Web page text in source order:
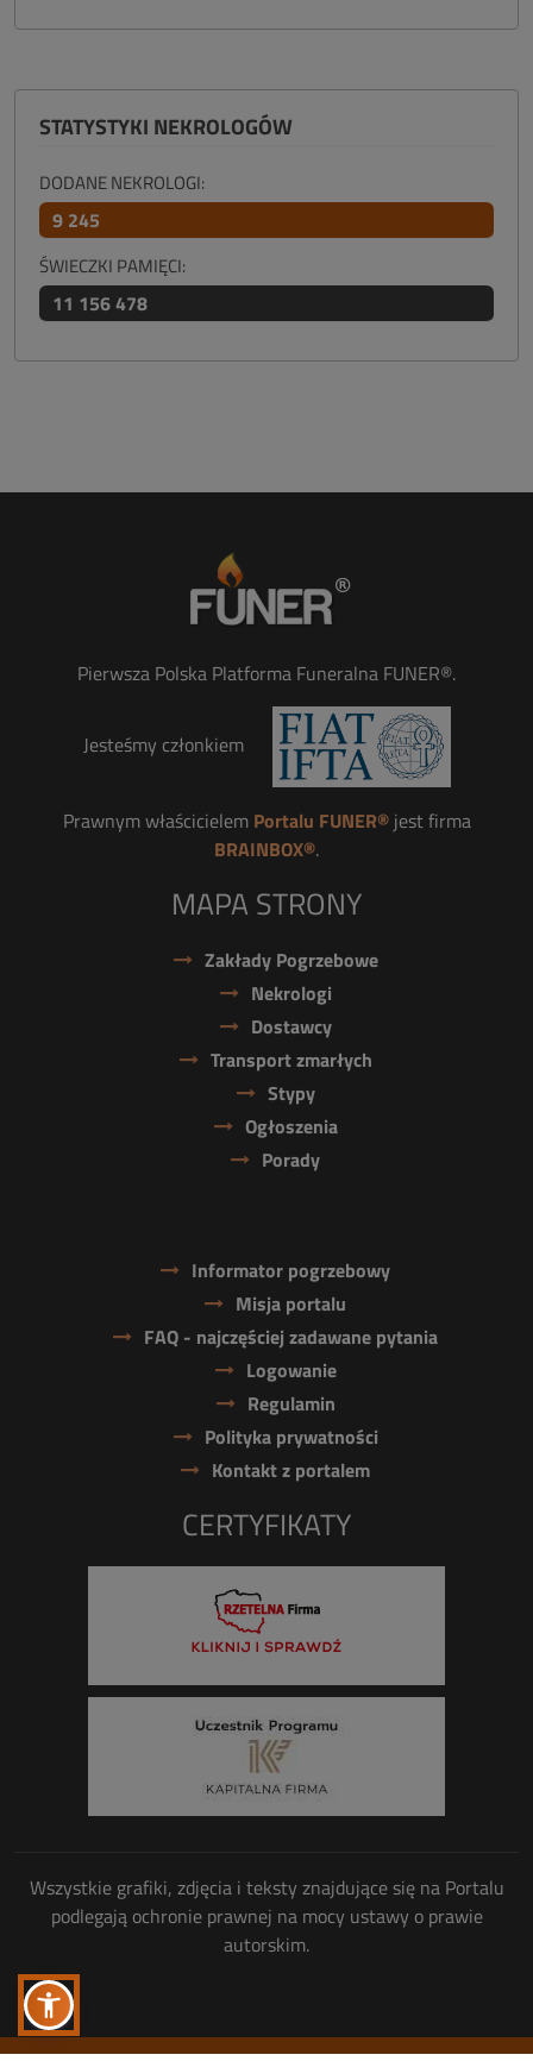
STATYSTYKI NEKROLOGÓW
DODANE NEKROLOGI:
9 245
ŚWIECZKI PAMIĘCI:
11 156 478
Pierwsza Polska Platforma Funeralna FUNER®.
Jesteśmy członkiem
Prawnym właścicielem Portalu FUNER®jest firma
BRAINBOX®.
MAPA STRONY
Zakłady Pogrzebowe
Nekrologi
Dostawcy
Transport zmarłych
Stypy
Ogłoszenia
Porady
Informator pogrzebowy
Misja portalu
FAQ - najczęściej zadawane pytania
Logowanie
Regulamin
Polityka prywatności
Kontakt z portalem
CERTYFIKATY
Wszystkie grafiki, zdjęcia i teksty znajdujące się na Portalu
podlegają ochronie prawnej na mocy ustawy o prawie
autorskim.